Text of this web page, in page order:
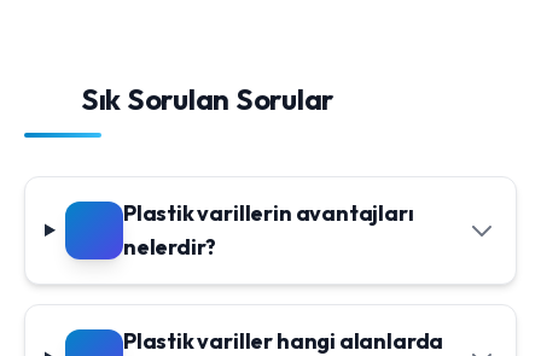
Sık Sorulan Sorular
Plastik varillerin avantajları
nelerdir?
Plastik variller hangi alanlarda